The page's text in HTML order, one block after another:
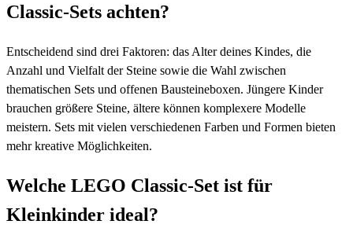
Classic-Sets achten?
Entscheidend sind drei Faktoren: das Alter deines Kindes, die
Anzahl und Vielfalt der Steine sowie die Wahl zwischen
thematischen Sets und offenen Bausteineboxen. Jüngere Kinder
brauchen größere Steine, ältere können komplexere Modelle
meistern. Sets mit vielen verschiedenen Farben und Formen bieten
mehr kreative Möglichkeiten.
Welche LEGO Classic-Set ist für
Kleinkinder ideal?